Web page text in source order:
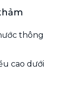
thông
cao dưới